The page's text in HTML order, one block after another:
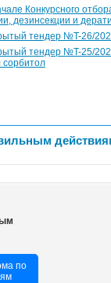
Конкурсного
дезинсекции и
тендер №T-26/
тендер №T-25/
сорбитол
по